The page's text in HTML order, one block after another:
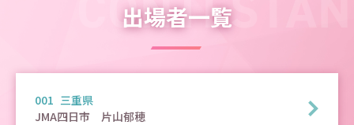
出場者一覧
001 三重県
JMA四日市　片山郁穂